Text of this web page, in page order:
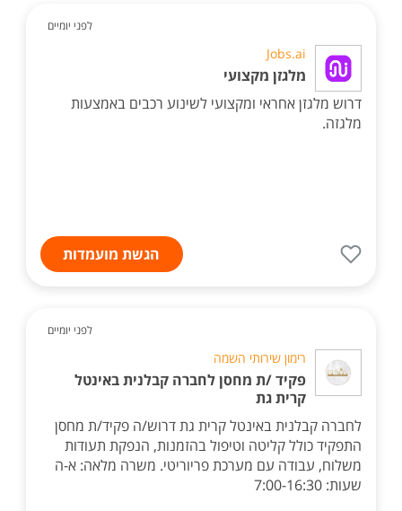
לפני יומיים
Jobs.ai
מלגזן מקצועי
דרוש מלגזן אחראי ומקצועי לשינוע רכבים באמצעות
מלגזה.
הגשת מועמדות
לפני יומיים
רימון שירותי השמה
פקיד /ת מחסן לחברה קבלנית באינטל
קרית גת
לחברה קבלנית באינטל קרית גת דרוש/ה פקיד/ת מחסן
התפקיד כולל קליטה וטיפול בהזמנות, הנפקת תעודות
משלוח, עבודה עם מערכת פריוריטי. משרה מלאה: א-ה
שעות: 7:00-16:30